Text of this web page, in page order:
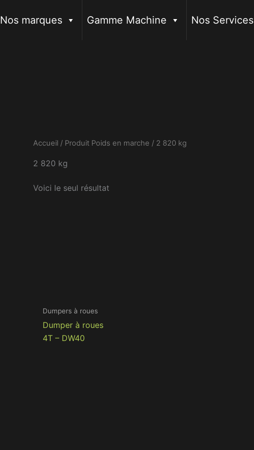
Nos marques Gamme Machine Nos Services
Accueil / Produit Poids en marche / 2 820 kg
2 820 kg
Voici le seul résultat
Dumpers à roues
Dumper à roues
4T – DW40